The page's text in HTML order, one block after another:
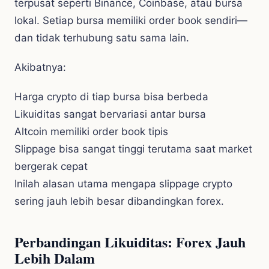
terpusat seperti Binance, Coinbase, atau bursa
lokal. Setiap bursa memiliki order book sendiri—
dan tidak terhubung satu sama lain.
Akibatnya:
Harga crypto di tiap bursa bisa berbeda
Likuiditas sangat bervariasi antar bursa
Altcoin memiliki order book tipis
Slippage bisa sangat tinggi terutama saat market
bergerak cepat
Inilah alasan utama mengapa slippage crypto
sering jauh lebih besar dibandingkan forex.
Perbandingan Likuiditas: Forex Jauh
Lebih Dalam